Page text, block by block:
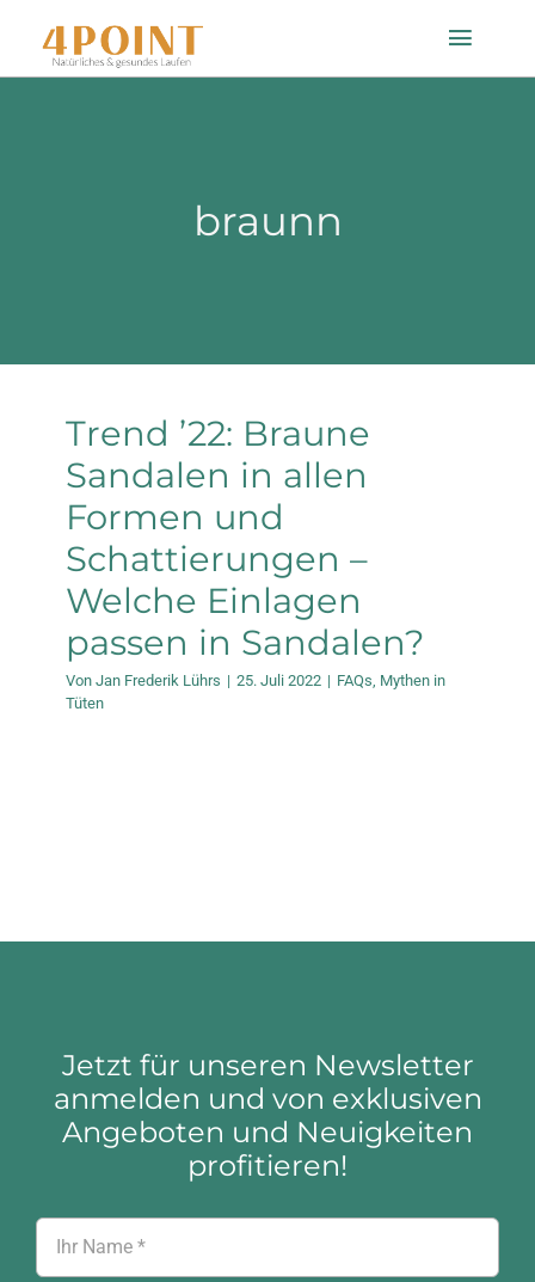
Inhalt
Toggle
Technologie
Mein Konto
Shop
braunn
Trend ’22: Braune
Sandalen in allen
Formen und
Schattierungen –
Welche Einlagen
passen in Sandalen?
Von Jan Frederik Lührs | 25. Juli 2022 | FAQs Mythen in
Tüten
Jetzt für unseren Newsletter
anmelden und von exklusiven
Angeboten und Neuigkeiten
profitieren!